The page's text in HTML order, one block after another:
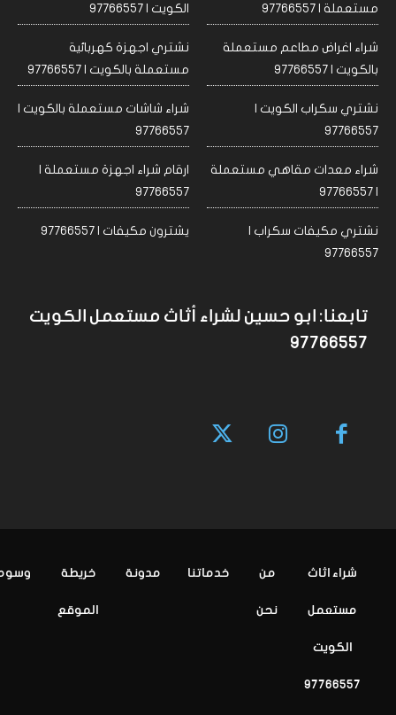
مستعملة | 97766557
الكويت | 97766557
شراء اغراض مطاعم مستعملة
بالكويت | 97766557
نشتري اجهزة كهربائية
مستعملة بالكويت | 97766557
نشتري سكراب الكويت |
97766557
شراء شاشات مستعملة بالكويت |
97766557
شراء معدات مقاهي مستعملة
| 97766557
ارقام شراء اجهزة مستعملة |
97766557
نشتري مكيفات سكراب |
97766557
يشترون مكيفات | 97766557
تابعنا: ابو حسين لشراء أثاث مستعمل الكويت
97766557
شراء اثاث
مستعمل
الكويت
97766557
من
نحن
خدماتنا مدونة خريطة
الموقع